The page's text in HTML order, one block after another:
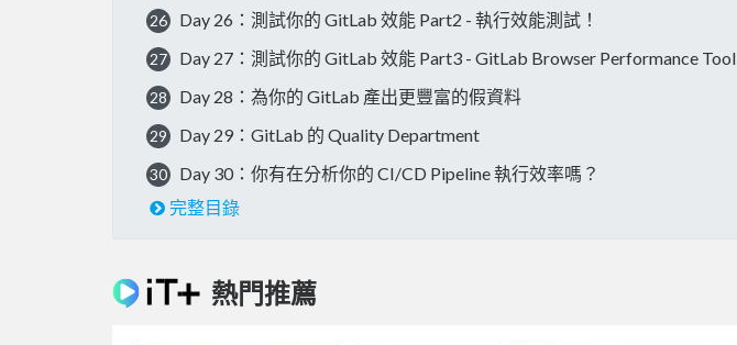
26 Day 26：測試你的 GitLab 效能 Part2 - 執行效能測試！
27 Day 27：測試你的 GitLab 效能 Part3 - GitLab Browser Performance Tool
28 Day 28：為你的 GitLab 產出更豐富的假資料
29 Day 29：GitLab 的 Quality Department
30
Day 30：你有在分析你的 CI/CD Pipeline 執行效率嗎？
完整目錄
熱門推薦